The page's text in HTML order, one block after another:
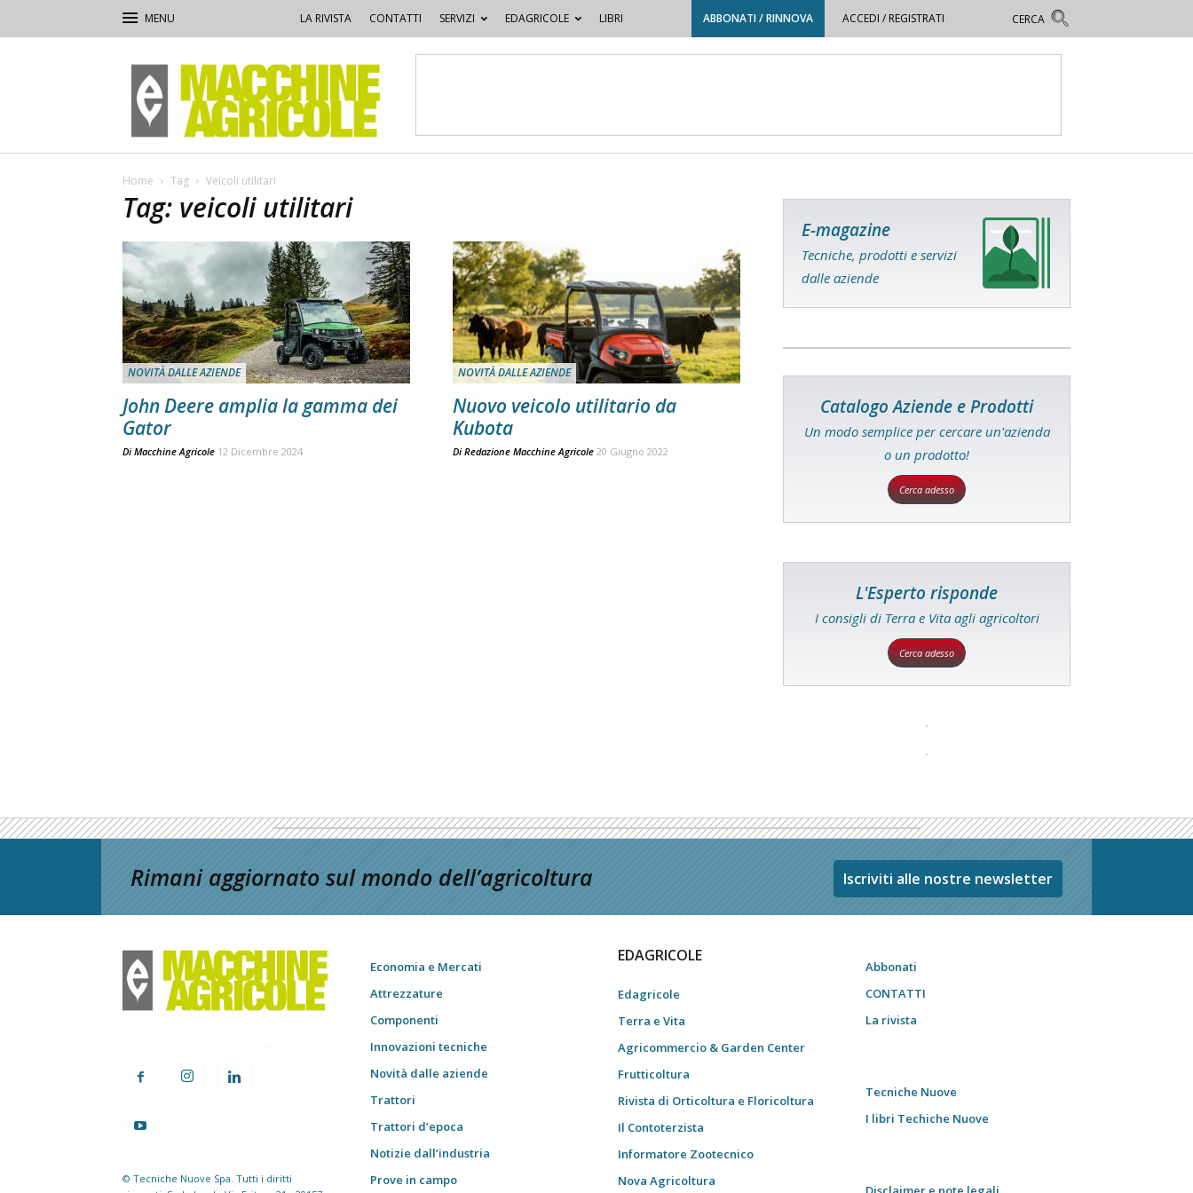
LA RIVISTA CONTATTI SERVIZI EDAGRICOLE LIBRI ABBONATI / RINNOVA ACCEDI / REGISTRATI
Macchine
Agricole
Home Tag Veicoli utilitari
Tag: veicoli utilitari
NOVITÀ DALLE AZIENDE
John Deere amplia la gamma dei
Gator
Di Macchine Agricole 12 Dicembre 2024
NOVITÀ DALLE AZIENDE
Nuovo veicolo utilitario da
Kubota
Di Redazione Macchine Agricole 20 Giugno 2022
E-magazine
Tecniche, prodotti e servizi
dalle aziende
Catalogo Aziende e Prodotti
Un modo semplice per cercare un'azienda
o un prodotto!
Cerca adesso
L'Esperto risponde
I consigli di Terra e Vita agli agricoltori
Cerca adesso
Rimani aggiornato sul mondo dell’agricoltura Iscriviti alle nostre newsletter
© Tecniche Nuove Spa. Tutti i diritti
Economia e Mercati
Attrezzature
Componenti
Innovazioni tecniche
Novità dalle aziende
Trattori
Trattori d’epoca
Notizie dall’industria
Prove in campo
EDAGRICOLE
Edagricole
Terra e Vita
Agricommercio & Garden Center
Frutticoltura
Rivista di Orticoltura e Floricoltura
Il Contoterzista
Informatore Zootecnico
Nova Agricoltura
Abbonati
CONTATTI
La rivista
Tecniche Nuove
I libri Techiche Nuove